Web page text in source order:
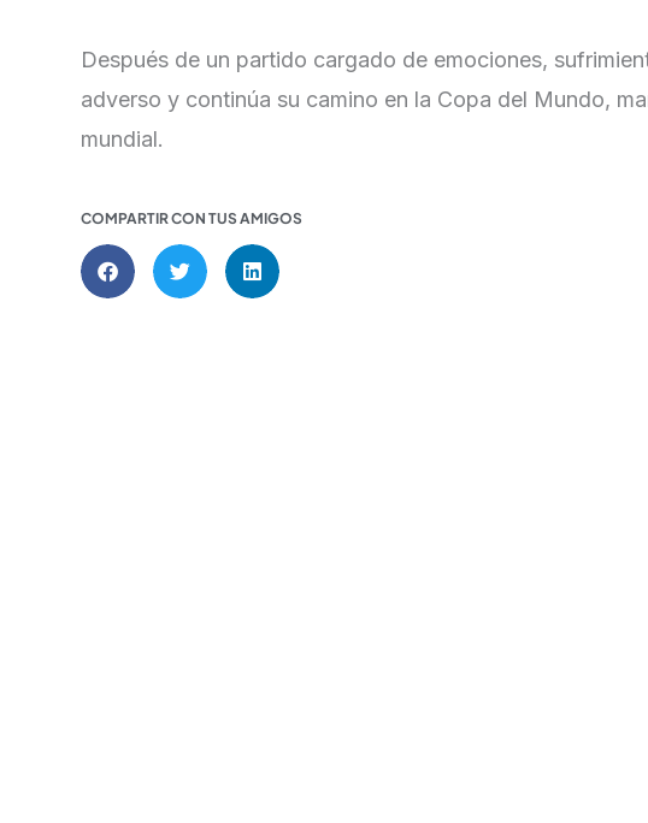
Después de un partido cargado de emociones,
adverso y continúa su camino en la Copa del Mundo,
mundial.
COMPARTIR CON TUS AMIGOS